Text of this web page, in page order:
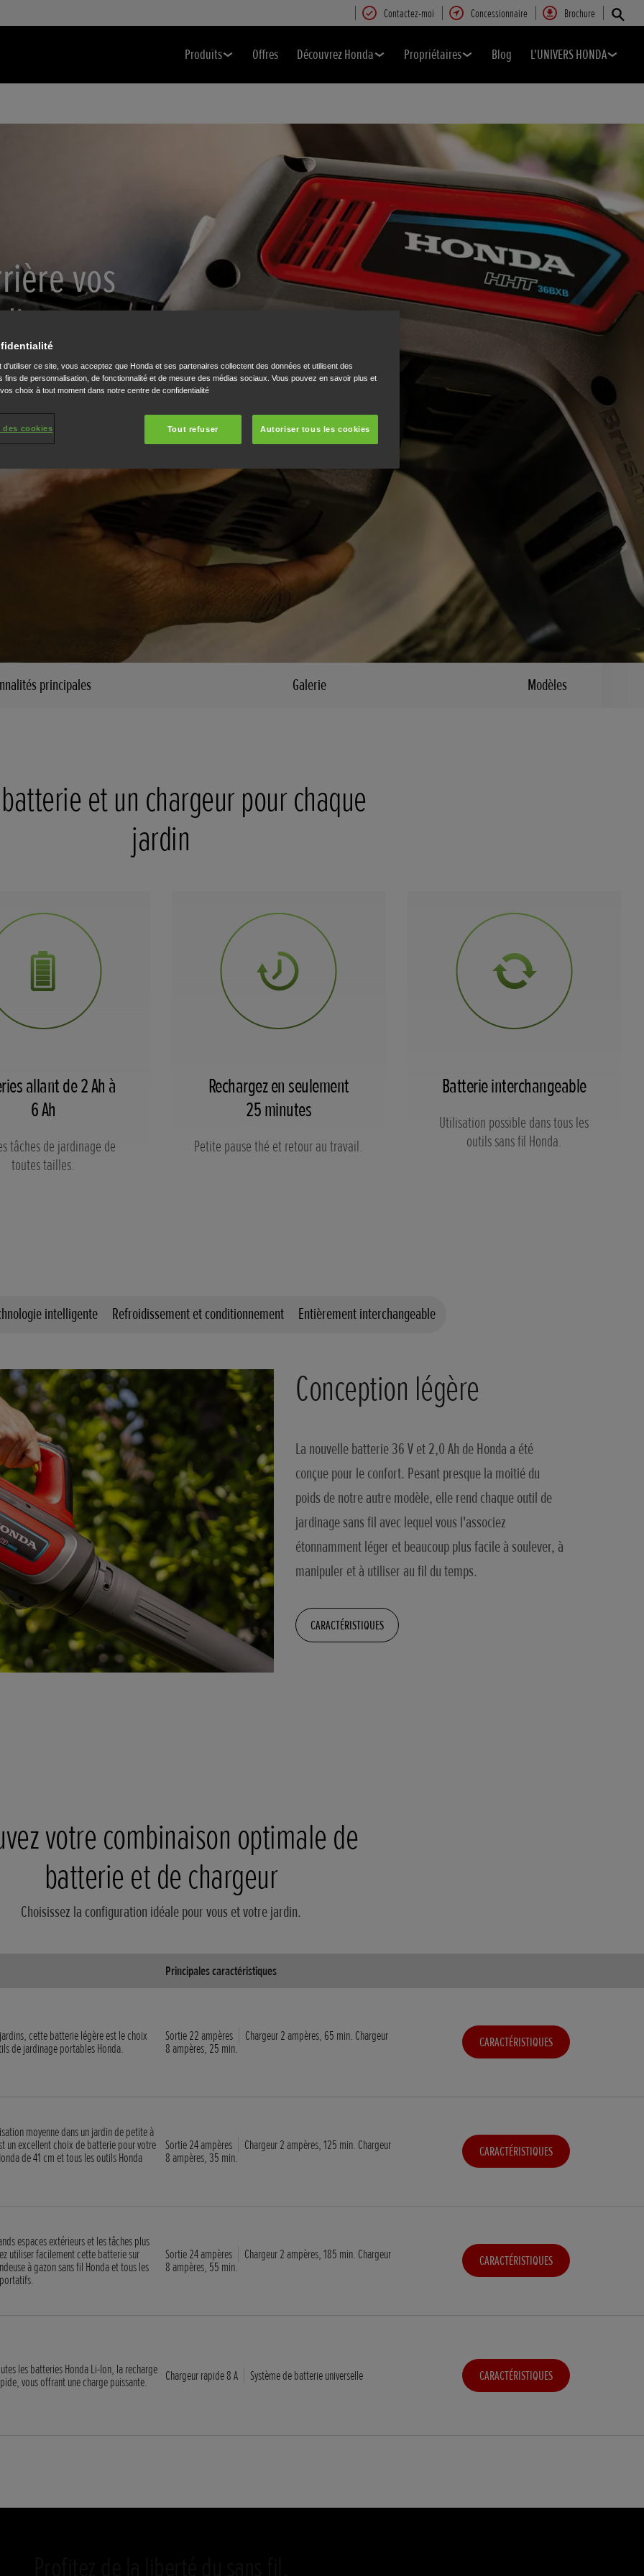
Contactez-moi Concessionnaire Brochure
Produits Offres Découvrez Honda Propriétaires Blog L'UNIVERS HONDA
vos
entièrement
sans fil Honda.
alimentation en
choisis, tout en
plus longue.
principales Galerie Modèles
et un chargeur pour chaque
jardin
allant de 2 Ah à
6 Ah
tâches de jardinage de
toutes tailles.
Rechargez en seulement
25 minutes
Petite pause thé et retour au travail.
Batterie interchangeable
Utilisation possible dans tous les
outils sans fil Honda.
intelligente Refroidissement et conditionnement Entièrement interchangeable
Conception légère
La nouvelle batterie 36 V et 2,0 Ah de Honda a été
conçue pour le confort. Pesant presque la moitié du
poids de notre autre modèle, elle rend chaque outil de
jardinage sans fil avec lequel vous l'associez
étonnamment léger et beaucoup plus facile à soulever, à
manipuler et à utiliser au fil du temps.
CARACTÉRISTIQUES
votre combinaison optimale de
batterie et de chargeur
Choisissez la configuration idéale pour vous et votre jardin.
Principales caractéristiques
cette batterie légère est le choix
de jardinage portables Honda.
Sortie 22 ampères
Chargeur 2 ampères, 65 min. Chargeur
8 ampères, 25 min.
CARACTÉRISTIQUES
moyenne dans un jardin de petite à
un excellent choix de batterie pour votre
de 41 cm et tous les outils Honda
Sortie 24 ampères
Chargeur 2 ampères, 125 min. Chargeur
8 ampères, 35 min.
CARACTÉRISTIQUES
espaces extérieurs et les tâches plus
utiliser facilement cette batterie sur
à gazon sans fil Honda et tous les
Sortie 24 ampères
Chargeur 2 ampères, 185 min. Chargeur
8 ampères, 55 min.
CARACTÉRISTIQUES
les batteries Honda Li-Ion, la recharge
vous offrant une charge puissante.
Chargeur rapide 8 A Système de batterie universelle CARACTÉRISTIQUES
d'utiliser ce site, vous acceptez que Honda et ses partenaires collectent des données et utilisent des
fins de personnalisation, de fonctionnalité et de mesure des médias sociaux. Vous pouvez en savoir plus et
choix à tout moment dans notre centre de confidentialité
Tout refuser Autoriser tous les cookies
des cookies